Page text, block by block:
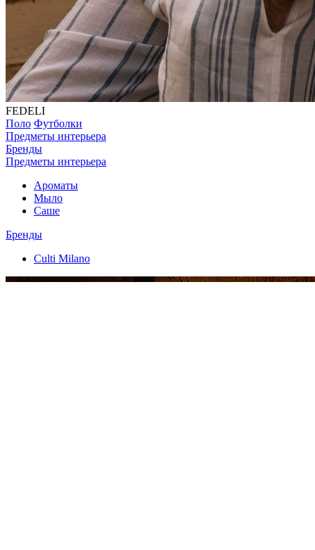
FEDELI
Поло Футболки
Предметы интерьера
Бренды
Предметы интерьера
Ароматы
Мыло
Саше
Бренды
Culti Milano